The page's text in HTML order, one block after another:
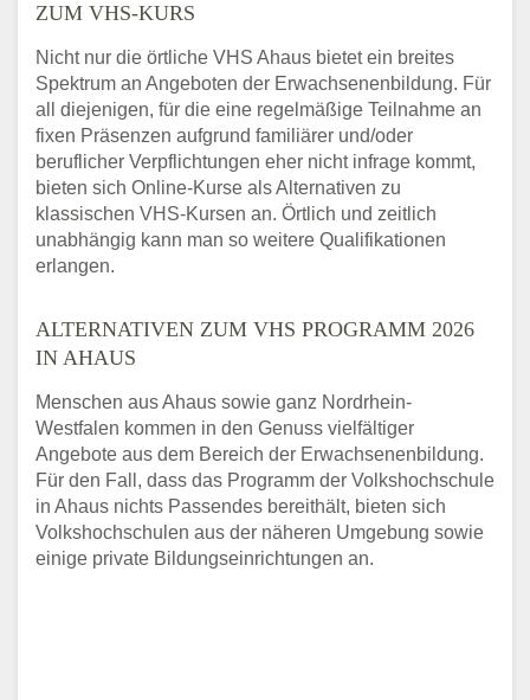
ZUM VHS-KURS
Nicht nur die örtliche VHS Ahaus bietet ein breites
Spektrum an Angeboten der Erwachsenenbildung. Für
all diejenigen, für die eine regelmäßige Teilnahme an
fixen Präsenzen aufgrund familiärer und/oder
beruflicher Verpflichtungen eher nicht infrage kommt,
bieten sich Online-Kurse als Alternativen zu
klassischen VHS-Kursen an. Örtlich und zeitlich
unabhängig kann man so weitere Qualifikationen
erlangen.
ALTERNATIVEN ZUM VHS PROGRAMM 2026
IN AHAUS
Menschen aus Ahaus sowie ganz Nordrhein-
Westfalen kommen in den Genuss vielfältiger
Angebote aus dem Bereich der Erwachsenenbildung.
Für den Fall, dass das Programm der Volkshochschule
in Ahaus nichts Passendes bereithält, bieten sich
Volkshochschulen aus der näheren Umgebung sowie
einige private Bildungseinrichtungen an.